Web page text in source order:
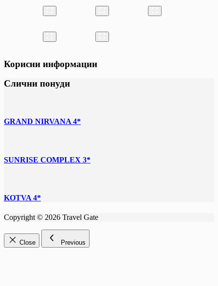
Корисни информации
Слични понуди
GRAND NIRVANA 4*
SUNRISE COMPLEX 3*
KOTVA 4*
Copyright © 2026 Travel Gate
Close Previous